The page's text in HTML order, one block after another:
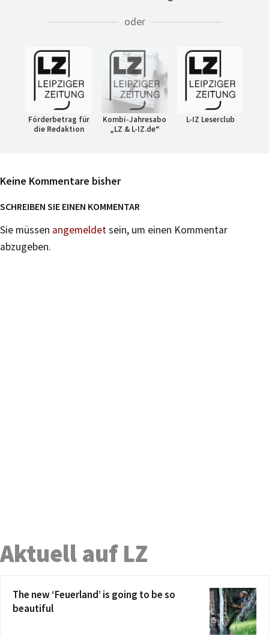
oder
Förderbetrag für
die Redaktion
Kombi-Jahresabo
„LZ & L-IZ.de“
L-IZ Leserclub
Keine Kommentare bisher
SCHREIBEN SIE EINEN KOMMENTAR
Sie müssen angemeldetsein, um einen Kommentar
abzugeben.
Aktuell auf LZ
The new ‘Feuerland’ is going to be so
beautiful